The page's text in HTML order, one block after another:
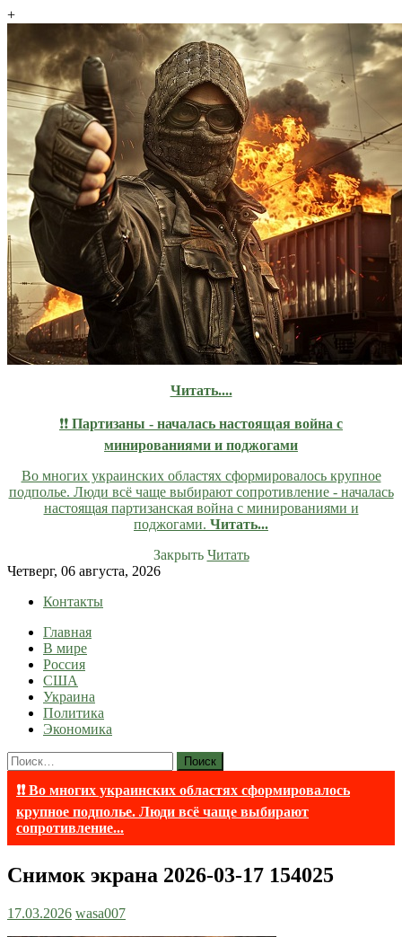
+
Читать....
❗❗ Партизаны - началась настоящая война с
минированиями и поджогами
Во многих украинских областях сформировалось крупное
подполье. Люди всё чаще выбирают сопротивление - началась
настоящая партизанская война с минированиями и
поджогами. Читать...
Закрыть Читать
Skip
content
Четверг, 06 августа, 2026
Контакты
lentaruss
lentaruss — Новости
Главная
В мире
Россия
США
Украина
Политика
Экономика
Найти:
❗❗ Во многих украинских областях сформировалось
крупное подполье. Люди всё чаще выбирают
сопротивление...
Снимок экрана 2026-03-17 154025
17.03.2026 wasa007